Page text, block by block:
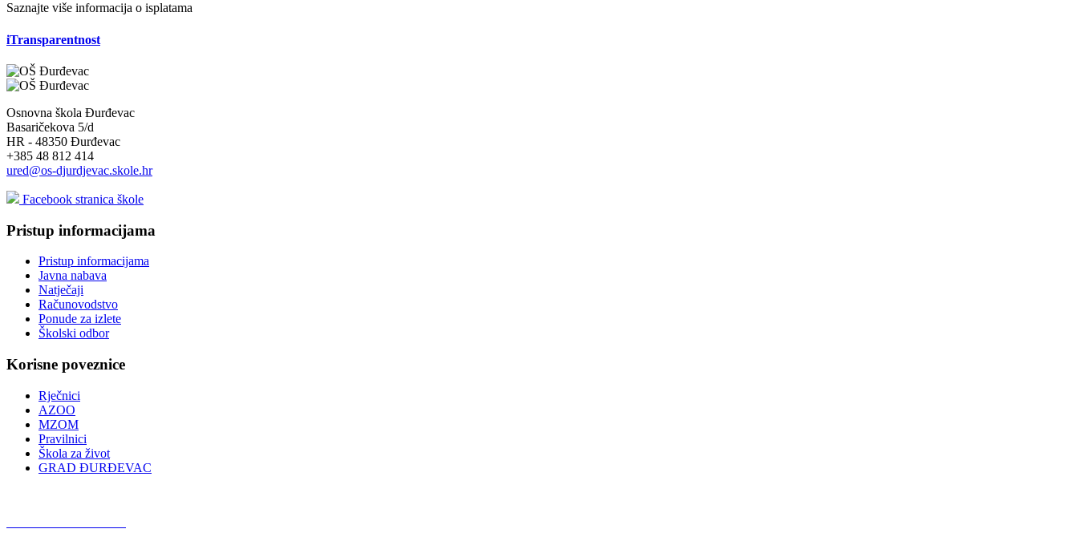
Saznajte više informacija o isplatama
iTransparentnost
Osnovna škola Đurđevac
Basaričekova 5/d
HR - 48350 Đurđevac
+385 48 812 414
ured@os-djurdjevac.skole.hr
Facebook stranica škole
Pristup informacijama
Pristup informacijama
Javna nabava
Natječaji
Računovodstvo
Ponude za izlete
Školski odbor
Korisne poveznice
Rječnici
AZOO
MZOM
Pravilnici
Škola za život
GRAD ĐURĐEVAC